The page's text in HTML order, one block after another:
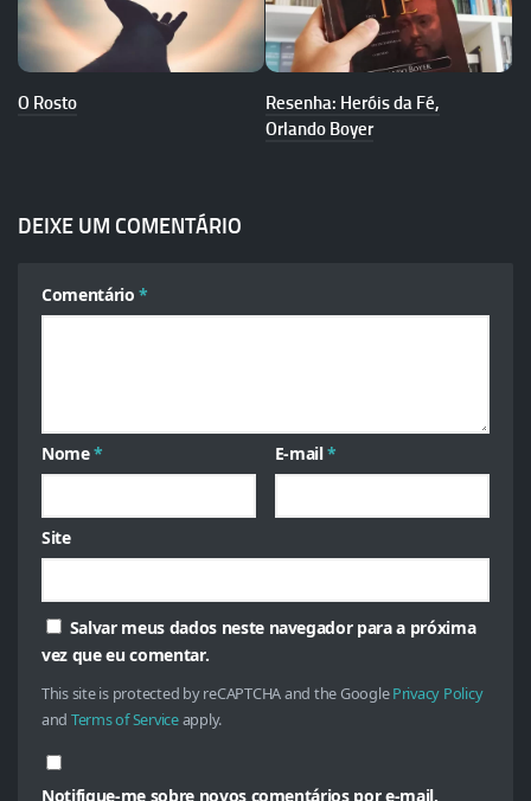
O Rosto
Resenha: Heróis da Fé,
Orlando Boyer
DEIXE UM COMENTÁRIO
Comentário*
Nome* E-mail*
Site
Salvar meus dados neste navegador para a próxima
vez que eu comentar.
This site is protected by reCAPTCHA and the GooglePrivacy Policy
and Terms of Serviceapply.
Notifique-me sobre novos comentários por e-mail.